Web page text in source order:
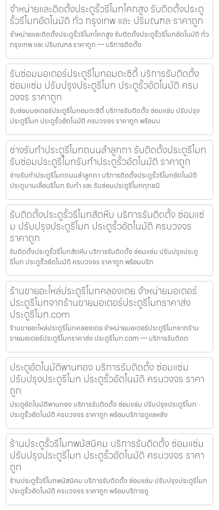
จำหน่ายและติดตั้งประตูรั้วรีโมทโคกสูง รับติดตั้งประตู
รั้วรีโมทอัตโนมัติ ทั่ว กรุงเทพ และ ปริมณฑล ราคาถูก
จำหน่ายและติดตั้งประตูรั้วรีโมทโคกสูง รับติดตั้งประตูรั้วรีโมทอัตโนมัติ ทั่ว
กรุงเทพ และ ปริมณฑล ราคาถูก — บริการติดตั้ง
รับซ่อมมอเตอร์ประตูรีโมทอมตะซิตี้ บริการรับติดตั้ง
ซ่อมแซ่ม ปรับปรุงประตูรีโมท ประตูรั้วอัตโนมัติ ครบ
วงจร ราคาถูก
รับซ่อมมอเตอร์ประตูรีโมทอมตะซิตี้ บริการรับติดตั้ง ซ่อมแซ่ม ปรับปรุง
ประตูรีโมท ประตูรั้วอัตโนมัติ ครบวงจร ราคาถูก พร้อมบ
ช่างรับทำประตูรีโมทถนนลำลูกกา รับติดตั้งประตูรีโมท
รับซ่อมประตูรีโมทรับทำประตูรั้วอัตโนมัติ ราคาถูก
ช่างรับทำประตูรีโมทถนนลำลูกกา บริการติดตั้งประตูรั้วรีโมทอัตโนมัติ
ประตูบานเลื่อนรีโมท รับทำ และ รับซ่อมประตูรีโมททุกชนิ
รับติดตั้งประตูรั้วรีโมทสัตหีบ บริการรับติดตั้ง ซ่อมแซ่
ม ปรับปรุงประตูรีโมท ประตูรั้วอัตโนมัติ ครบวงจร
ราคาถูก
รับติดตั้งประตูรั้วรีโมทสัตหีบ บริการรับติดตั้ง ซ่อมแซ่ม ปรับปรุงประตู
รีโมท ประตูรั้วอัตโนมัติ ครบวงจร ราคาถูก พร้อมบริก
ร้านขายอะไหล่ประตูรีโมทคลองเตย จำหน่ายมอเตอร์
ประตูรีโมทจากร้านขายมอเตอร์ประตูรีโมทราคาส่ง
ประตูรีโมท.com
ร้านขายอะไหล่ประตูรีโมทคลองเตย จำหน่ายมอเตอร์ประตูรีโมทจากร้าน
ขายมอเตอร์ประตูรีโมทราคาส่ง ประตูรีโมท.com — บริการรับติดต
ประตูอัตโนมัติพานทอง บริการรับติดตั้ง ซ่อมแซ่ม
ปรับปรุงประตูรีโมท ประตูรั้วอัตโนมัติ ครบวงจร ราคา
ถูก
ประตูอัตโนมัติพานทอง บริการรับติดตั้ง ซ่อมแซ่ม ปรับปรุงประตูรีโมท
ประตูรั้วอัตโนมัติ ครบวงจร ราคาถูก พร้อมบริการดูแลหลัง
ร้านประตูรั้วรีโมทพนัสนิคม บริการรับติดตั้ง ซ่อมแซ่ม
ปรับปรุงประตูรีโมท ประตูรั้วอัตโนมัติ ครบวงจร ราคา
ถูก
ร้านประตูรั้วรีโมทพนัสนิคม บริการรับติดตั้ง ซ่อมแซ่ม ปรับปรุงประตูรีโมท
ประตูรั้วอัตโนมัติ ครบวงจร ราคาถูก พร้อมบริการดู